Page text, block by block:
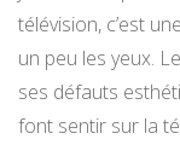
télévision, c’est
un peu les yeux.
ses défauts
font sentir sur la